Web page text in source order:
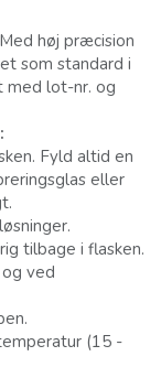
høj præcision
som standard i
med lot-nr. og
Fyld altid en
eller
tilbage i flasken.
ved
(15 -